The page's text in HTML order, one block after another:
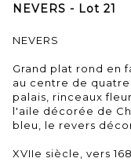
NEVERS - Lot 21
NEVERS
Grand plat rond en
au centre de quatre
palais, rinceaux
l'aile décorée de
bleu, le revers
XVIIe siècle, vers